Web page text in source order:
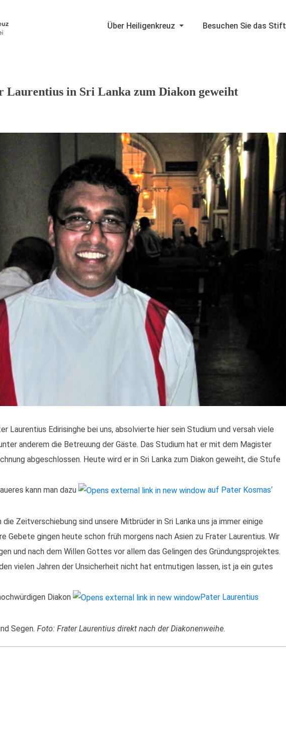
Über Heiligenkreuz Besuchen Sie das Stift
Laurentius in Sri Lanka zum Diakon geweiht
Laurentius Edirisinghe bei uns, absolvierte hier sein Studium und versah viele
anderem die Betreuung der Gäste. Das Studium hat er mit dem Magister
abgeschlossen. Heute wird er in Sri Lanka zum Diakon geweiht, die Stufe
kann man dazu auf Pater Kosmas‘
die Zeitverschiebung sind unsere Mitbrüder in Sri Lanka uns ja immer einige
Gebete gingen heute schon früh morgens nach Asien zu Frater Laurentius. Wir
und nach dem Willen Gottes vor allem das Gelingen des Gründungsprojektes.
vielen Jahren der Unsicherheit nicht hat entmutigen lassen, ist ja ein gutes
Diakon Pater Laurentius
Segen. Foto: Frater Laurentius direkt nach der Diakonenweihe.